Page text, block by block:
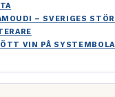
– SVERIGES
VIN PÅ